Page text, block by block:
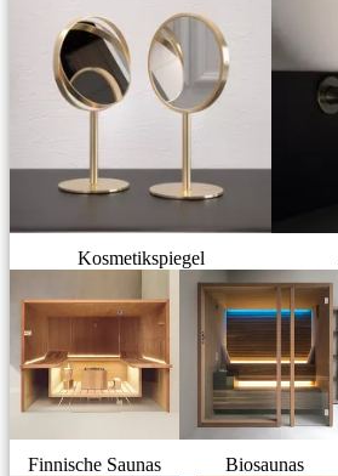
Kosmetikspiegel
Finnische Saunas Biosaunas